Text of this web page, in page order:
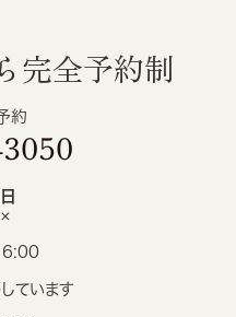
完全予約制
約
日
×
ています